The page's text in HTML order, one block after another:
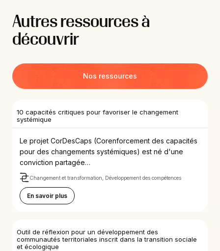
Autres ressources à
découvrir
Nos ressources
10 capacités critiques pour favoriser le changement
systémique
Le projet CorDesCaps (Corenforcement des capacités
pour des changements systémiques) est né d'une
conviction partagée…
Changement et transformation, Développement des compétences
En savoir plus
Outil de réflexion pour un développement des
communautés territoriales inscrit dans la transition sociale
et écologique